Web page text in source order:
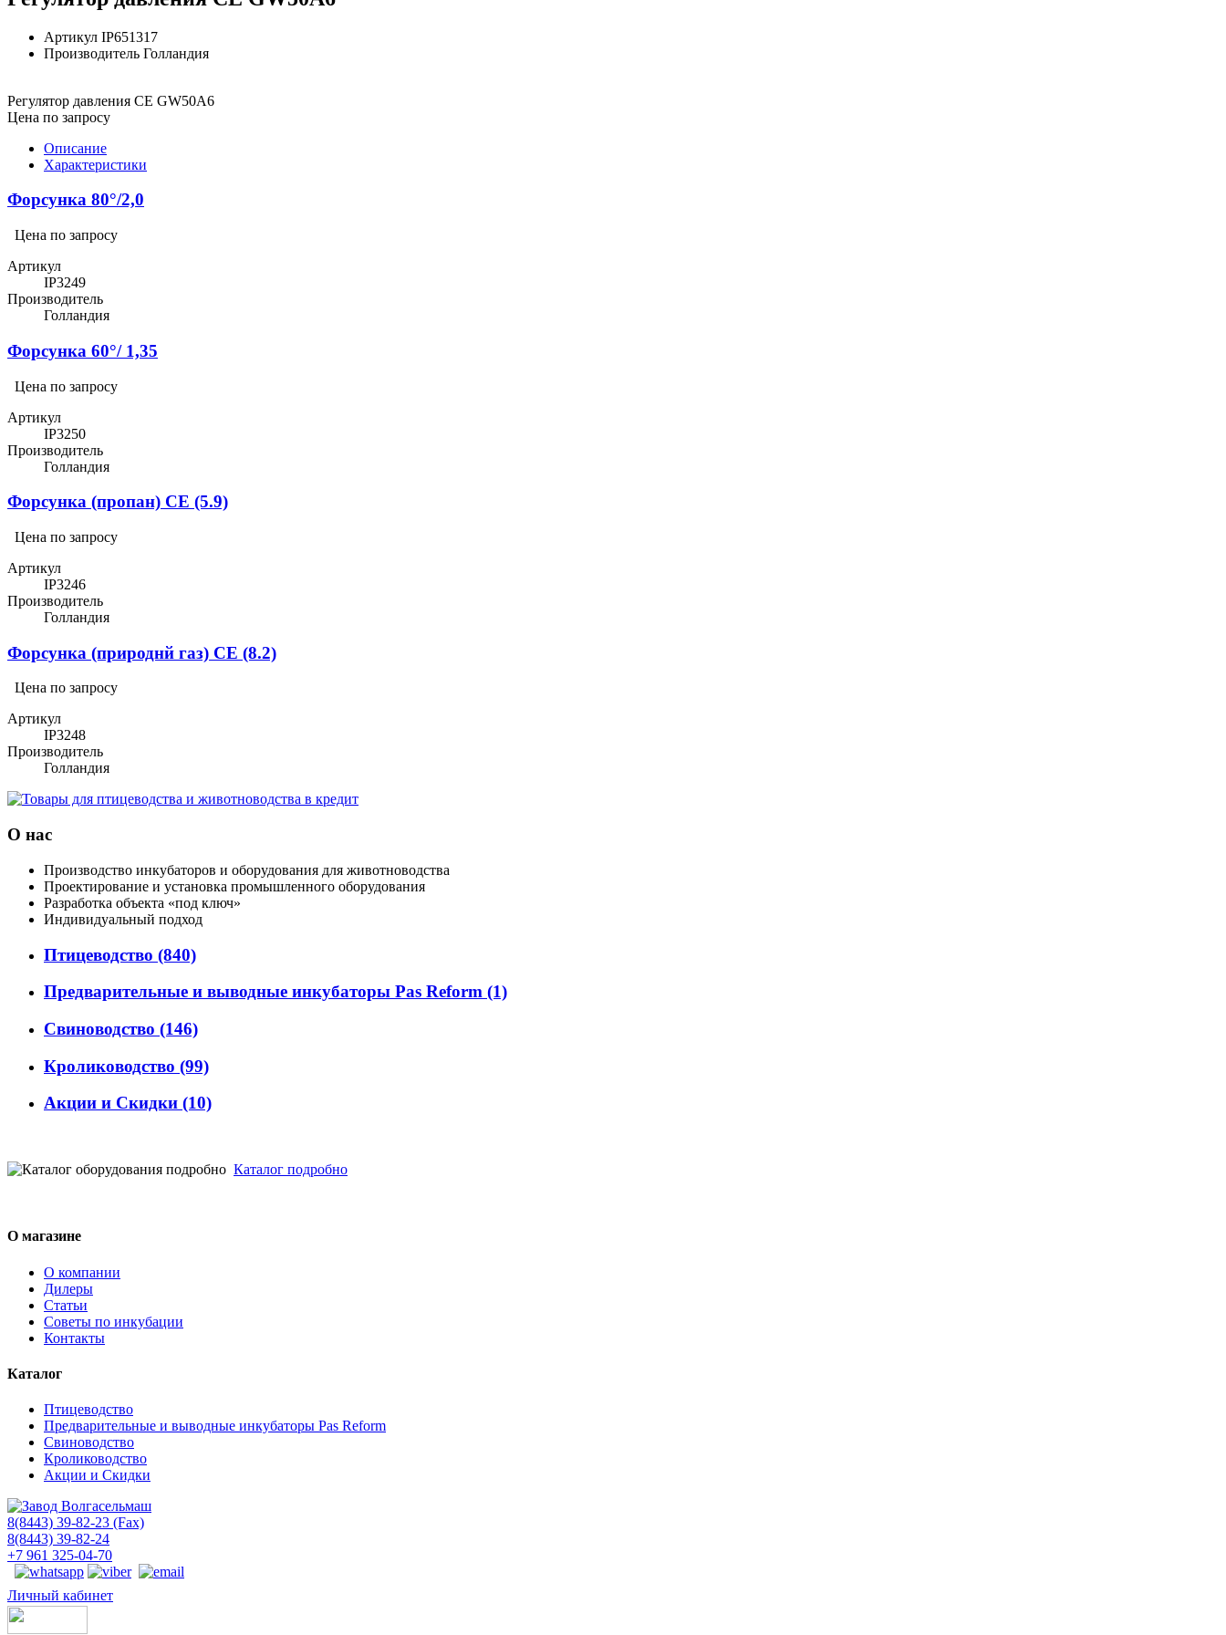
Артикул IP651317
Производитель Голландия
Регулятор давления CE GW50A6
Цена по запросу
Описание
Характеристики
Форсунка 80°/2,0
Цена по запросу
Артикул
IP3249
Производитель
Голландия
Форсунка 60°/ 1,35
Цена по запросу
Артикул
IP3250
Производитель
Голландия
Форсунка (пропан) CE (5.9)
Цена по запросу
Артикул
IP3246
Производитель
Голландия
Форсунка (природнй газ) CE (8.2)
Цена по запросу
Артикул
IP3248
Производитель
Голландия
О нас
Производство инкубаторов и оборудования для животноводства
Проектирование и установка промышленного оборудования
Разработка объекта «под ключ»
Индивидуальный подход
Птицеводство (840)
Предварительные и выводные инкубаторы Pas Reform (1)
Свиноводство (146)
Кролиководство (99)
Акции и Скидки (10)
Каталог подробно
О магазине
О компании
Дилеры
Статьи
Советы по инкубации
Контакты
Каталог
Птицеводство
Предварительные и выводные инкубаторы Pas Reform
Свиноводство
Кролиководство
Акции и Скидки
8(8443) 39-82-23 (Fax)
8(8443) 39-82-24
+7 961 325-04-70
Личный кабинет